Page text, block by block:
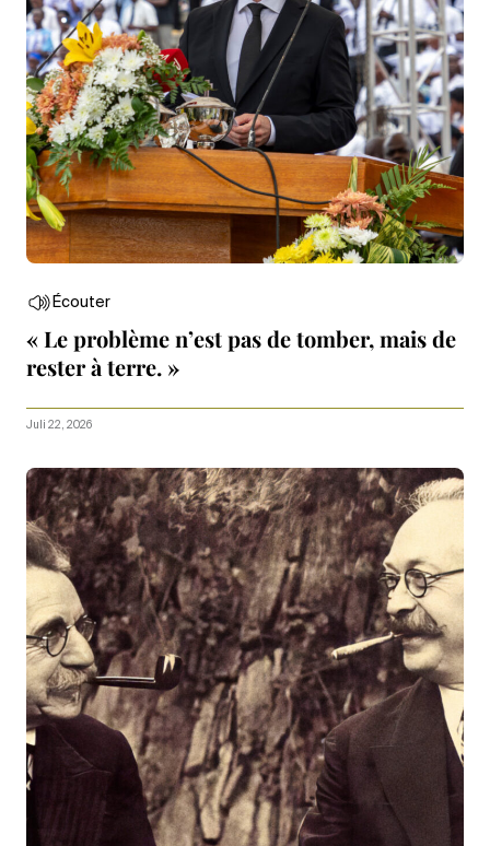
Écouter
« Le problème n’est pas de tomber, mais de
rester à terre. »
Juli 22, 2026